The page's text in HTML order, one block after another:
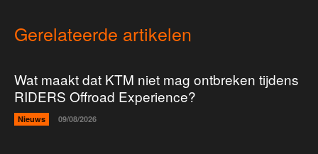
Gerelateerde artikelen
Wat maakt dat KTM niet mag ontbreken tijdens
RIDERS Offroad Experience?
Nieuws 09/08/2026